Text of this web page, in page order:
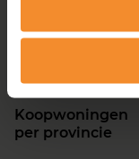
Zeeland
Koopwoningen
per provincie